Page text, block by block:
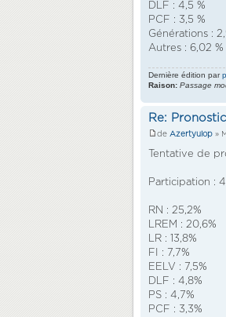
DLF : 4,5 %
PCF : 3,5 %
Générations :
Autres : 6,02 %
Dernière édition par
Raison: Passage
Re:
de Azertyuiop »
Tentative de
Participation :
RN : 25,2%
LREM : 20,6%
LR : 13,8%
FI : 7,7%
EELV : 7,5%
DLF : 4,8%
PS : 4,7%
PCF : 3,3%